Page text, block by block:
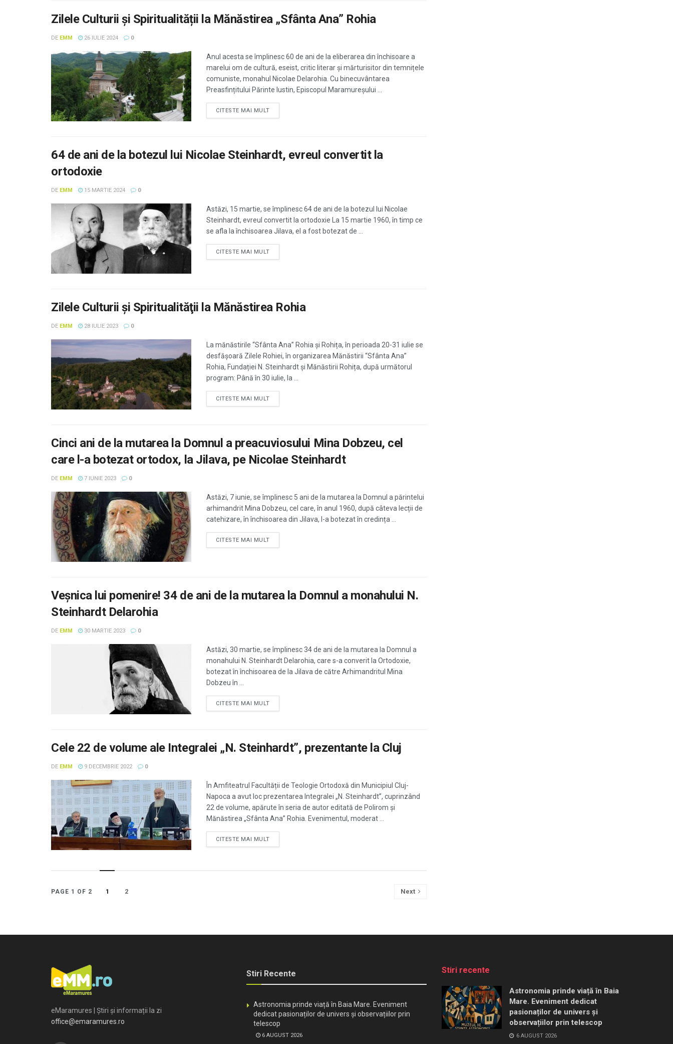
Zilele Culturii și Spiritualității la Mănăstirea „Sfânta Ana” Rohia
DE EMM 26 IULIE 2024 0
Anul acesta se împlinesc 60 de ani de la eliberarea din închisoare a
marelui om de cultură, eseist, critic literar și mărturisitor din temnițele
comuniste, monahul Nicolae Delarohia. Cu binecuvântarea
Preasfințitului Părinte Iustin, Episcopul Maramureșului ...
CITESTE MAI MULT
64 de ani de la botezul lui Nicolae Steinhardt, evreul convertit la
ortodoxie
DE EMM 15 MARTIE 2024 0
Astăzi, 15 martie, se împlinesc 64 de ani de la botezul lui Nicolae
Steinhardt, evreul convertit la ortodoxie La 15 martie 1960, în timp ce
se afla la închisoarea Jilava, el a fost botezat de ...
CITESTE MAI MULT
Zilele Culturii şi Spiritualităţii la Mănăstirea Rohia
DE EMM 28 IULIE 2023 0
La mănăstirile “Sfânta Ana” Rohia și Rohița, în perioada 20-31 iulie se
desfășoară Zilele Rohiei, în organizarea Mănăstirii “Sfânta Ana”
Rohia, Fundației N. Steinhardt și Mănăstirii Rohița, după următorul
program: Până în 30 iulie, la ...
CITESTE MAI MULT
Cinci ani de la mutarea la Domnul a preacuviosului Mina Dobzeu, cel
care l-a botezat ortodox, la Jilava, pe Nicolae Steinhardt
DE EMM 7 IUNIE 2023 0
Astăzi, 7 iunie, se împlinesc 5 ani de la mutarea la Domnul a părintelui
arhimandrit Mina Dobzeu, cel care, în anul 1960, după câteva lecții de
catehizare, în închisoarea din Jilava, l-a botezat în credința ...
CITESTE MAI MULT
Veşnica lui pomenire! 34 de ani de la mutarea la Domnul a monahului N.
Steinhardt Delarohia
DE EMM 30 MARTIE 2023 0
Astăzi, 30 martie, se împlinesc 34 de ani de la mutarea la Domnul a
monahului N. Steinhardt Delarohia, care s-a converit la Ortodoxie,
botezat în închisoarea de la Jilava de către Arhimandritul Mina
Dobzeu în ...
CITESTE MAI MULT
Cele 22 de volume ale Integralei „N. Steinhardt”, prezentante la Cluj
DE EMM 9 DECEMBRIE 2022 0
În Amfiteatrul Facultății de Teologie Ortodoxă din Municipiul Cluj-
Napoca a avut loc prezentarea Integralei „N. Steinhardt”, cuprinzând
22 de volume, apărute în seria de autor editată de Polirom şi
Mănăstirea „Sfânta Ana” Rohia. Evenimentul, moderat ...
CITESTE MAI MULT
PAGE 1 OF 2 1 2 Next
eMaramures | Știri și informații la zi
office@emaramures.ro
Stiri Recente
Astronomia prinde viață în Baia Mare. Eveniment
dedicat pasionaților de univers și observațiilor prin
telescop
6 AUGUST 2026
Stiri recente
Astronomia prinde viață în Baia
Mare. Eveniment dedicat
pasionaților de univers și
observațiilor prin telescop
6 AUGUST 2026